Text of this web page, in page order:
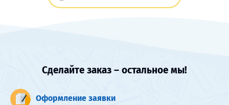
Сделайте заказ – остальное мы!
Оформление заявки